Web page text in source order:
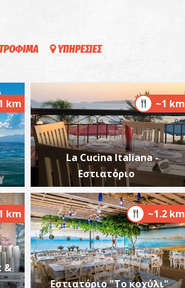
~5.2Km
Μουσείο Πύλου
~5.2Km
ΥΠΗΡΕΣΙΕΣ
km ~1 km
La Cucina Italiana -
Εστιατόριο
km
&
~1.2 km
Εστιατόριο "Το κοχύλι"